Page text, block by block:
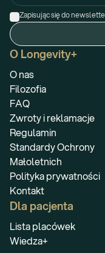
O Longevity+
O nas
Filozofia
FAQ
Zwroty i reklamacje
Regulamin
Standardy Ochrony
Małoletnich
Polityka prywatności
Kontakt
Dla pacjenta
Lista placówek
Wiedza+
Zapisując się do